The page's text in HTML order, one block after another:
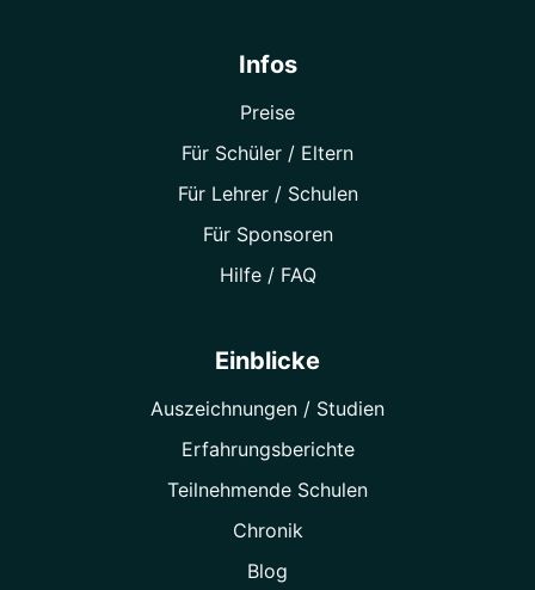
Infos
Preise
Für Schüler / Eltern
Für Lehrer / Schulen
Für Sponsoren
Hilfe / FAQ
Einblicke
Auszeichnungen / Studien
Erfahrungsberichte
Teilnehmende Schulen
Chronik
Blog